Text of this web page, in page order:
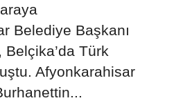
Belediye Başkanı
Türk
Afyonkarahisar